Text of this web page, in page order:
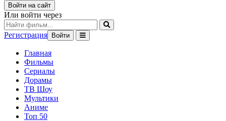
Войти на сайт
Или войти через
Регистрация Войти
Главная
Фильмы
Сериалы
Дорамы
ТВ Шоу
Мультики
Аниме
Топ 50